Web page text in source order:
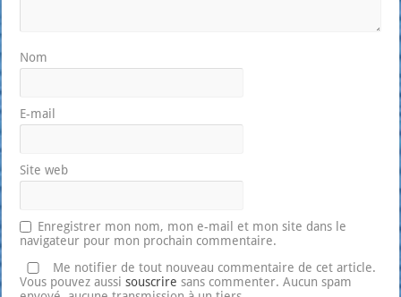
Nom
E-mail
Site web
Enregistrer mon nom, mon e-mail et mon site dans le
navigateur pour mon prochain commentaire.
Me notifier de tout nouveau commentaire de cet article.
Vous pouvez aussisouscrire sans commenter. Aucun spam